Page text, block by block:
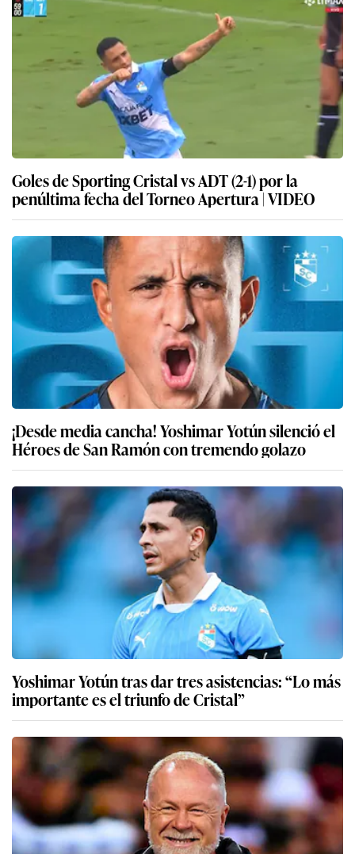
Goles de Sporting Cristal vs ADT (2-1) por la
penúltima fecha del Torneo Apertura | VIDEO
¡Desde media cancha! Yoshimar Yotún silenció el
Héroes de San Ramón con tremendo golazo
Yoshimar Yotún tras dar tres asistencias: “Lo más
importante es el triunfo de Cristal”